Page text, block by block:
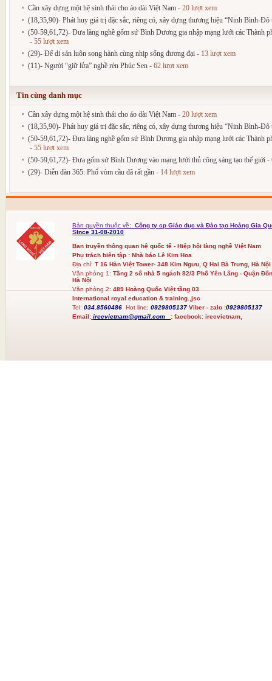
Cần xây dựng một hệ sinh thái cho áo dài Việt Nam - 20 lượt xem
(18,35,90)- Phát huy giá trị đặc sắc, riêng có, xây dựng thương hiệu “Ninh Bình-Đô
(50-59,61,72)- Đưa làng nghề gốm sứ Bình Dương gia nhập mạng lưới các Thành
- 55 lượt xem
(29)- Để di sản luôn song hành cùng nhịp sống đương đại - 13 lượt xem
(11)- Người “giữ lửa” nghề rèn Phúc Sen - 62 lượt xem
Tin cùng danh mục
Cần xây dựng một hệ sinh thái cho áo dài Việt Nam - 20 lượt xem
(18,35,90)- Phát huy giá trị đặc sắc, riêng có, xây dựng thương hiệu “Ninh Bình-Đô
(50-59,61,72)- Đưa làng nghề gốm sứ Bình Dương gia nhập mạng lưới các Thành
- 55 lượt xem
(50-59,61,72)- Đưa gốm sứ Bình Dương vào mạng lưới thủ công sáng tạo thế giới -
(29)- Diễn đàn 365: Phố vòm cầu đã rất gần - 14 lượt xem
Bản quyền thuộc về:
Công ty cp Giáo dục và Đào tạo Hoàng Gia
SInce 31-08-2010
Ban truyền thông quan hệ quốc tế - Hiệp hội làng nghề Việt Nam
Phụ trách biên tập : Nhà báo Lê Kim Hoa
Địa chỉ: T 16 Hàn Việt Tower- 348 Kim Ngưu, Q Hai Bà Trưng, Hà Nội
Văn phòng 1:Tầng 2 số nhà 5 ngách 82/3 Phố Yên Lãng - Quận
Hà Nội
Văn phòng 2:489 Hoàng Quốc Việt tầng 03
International royal education & training.,jsc
Tel:034.8560486Hot line; 0929805137 Viber - zalo :0929805137
Email: irecvietnam@gmail.com :facebook: irecvietnam,